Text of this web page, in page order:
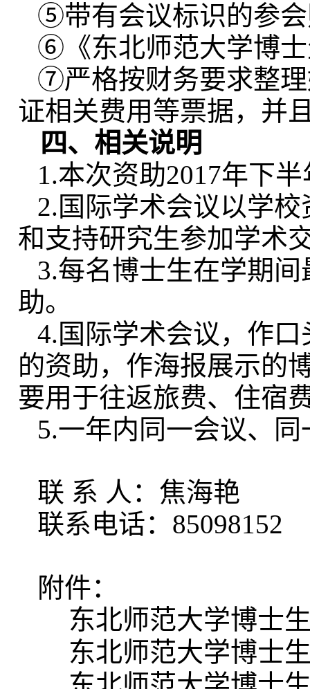
⑤带有会议标识的参
⑥《东北师范大学博
⑦严格按财务要求整
证相关费用等票据，并
四、相关说明
1.本次资助2017年下
2.国际学术会议以学
和支持研究生参加学术
3.每名博士生在学期
助。
4.国际学术会议，作
的资助，作海报展示的
要用于往返旅费、住宿
5.一年内同一会议、
联 系 人：焦海艳
联系电话： 85098152
附件：
东北师范大学博士
东北师范大学博士